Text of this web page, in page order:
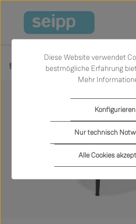
Zum Hauptinhalt springen
Produkte Garten Outdoor-Sessel
Diese Website verwendet
bestmögliche Erfahrung
Mehr
Nur technisch
Konfigurieren
Alle Cookies